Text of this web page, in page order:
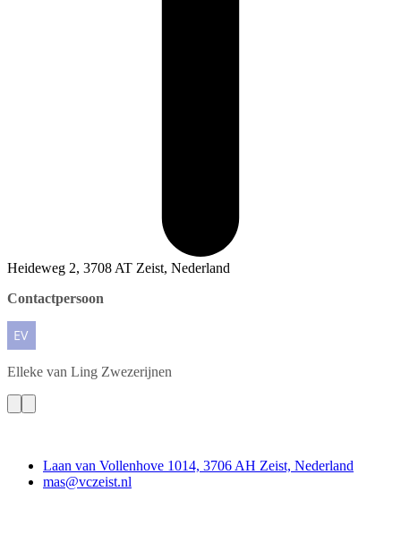
Heideweg 2, 3708 AT Zeist, Nederland
Contactpersoon
Elleke van Ling Zwezerijnen
Laan van Vollenhove 1014, 3706 AH Zeist, Nederland
mas@vczeist.nl